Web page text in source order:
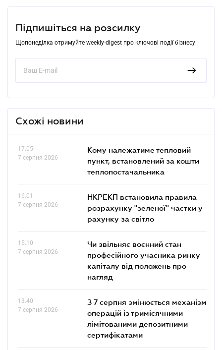
Підпишіться на розсилку
Щопонеділка отримуйте weekly-digest про ключові події бізнесу
Схожі новини
17.05
7 серпня 2026
Кому належатиме тепловий
пункт, встановлений за кошти
теплопостачальника
16.01
7 серпня 2026
НКРЕКП встановила правила
розрахунку "зеленої" частки у
рахунку за світло
15.10
7 серпня 2026
Чи звільняє воєнний стан
професійного учасника ринку
капіталу від положень про
нагляд
13.40
7 серпня 2026
З 7 серпня змінюється механізм
операцій із тримісячними
лімітованими депозитними
сертифікатами